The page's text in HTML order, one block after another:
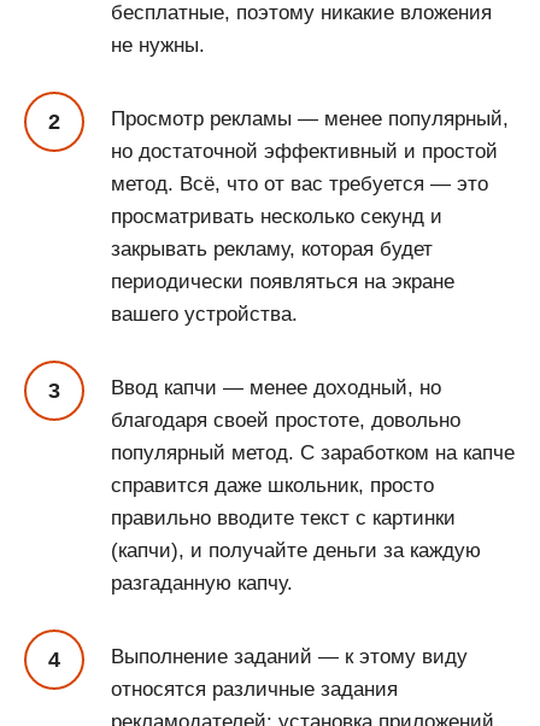
бесплатные, поэтому никакие вложения
не нужны.
Просмотр рекламы — менее популярный,
но достаточной эффективный и простой
метод. Всё, что от вас требуется — это
просматривать несколько секунд и
закрывать рекламу, которая будет
периодически появляться на экране
вашего устройства.
Ввод капчи — менее доходный, но
благодаря своей простоте, довольно
популярный метод. С заработком на капче
справится даже школьник, просто
правильно вводите текст с картинки
(капчи), и получайте деньги за каждую
разгаданную капчу.
Выполнение заданий — к этому виду
относятся различные задания